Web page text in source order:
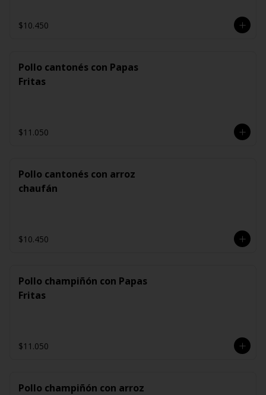
$10.450
Pollo cantonés con Papas
Fritas
$11.050
Pollo cantonés con arroz
chaufán
$10.450
Pollo champiñón con Papas
Fritas
$11.050
Pollo champiñón con arroz